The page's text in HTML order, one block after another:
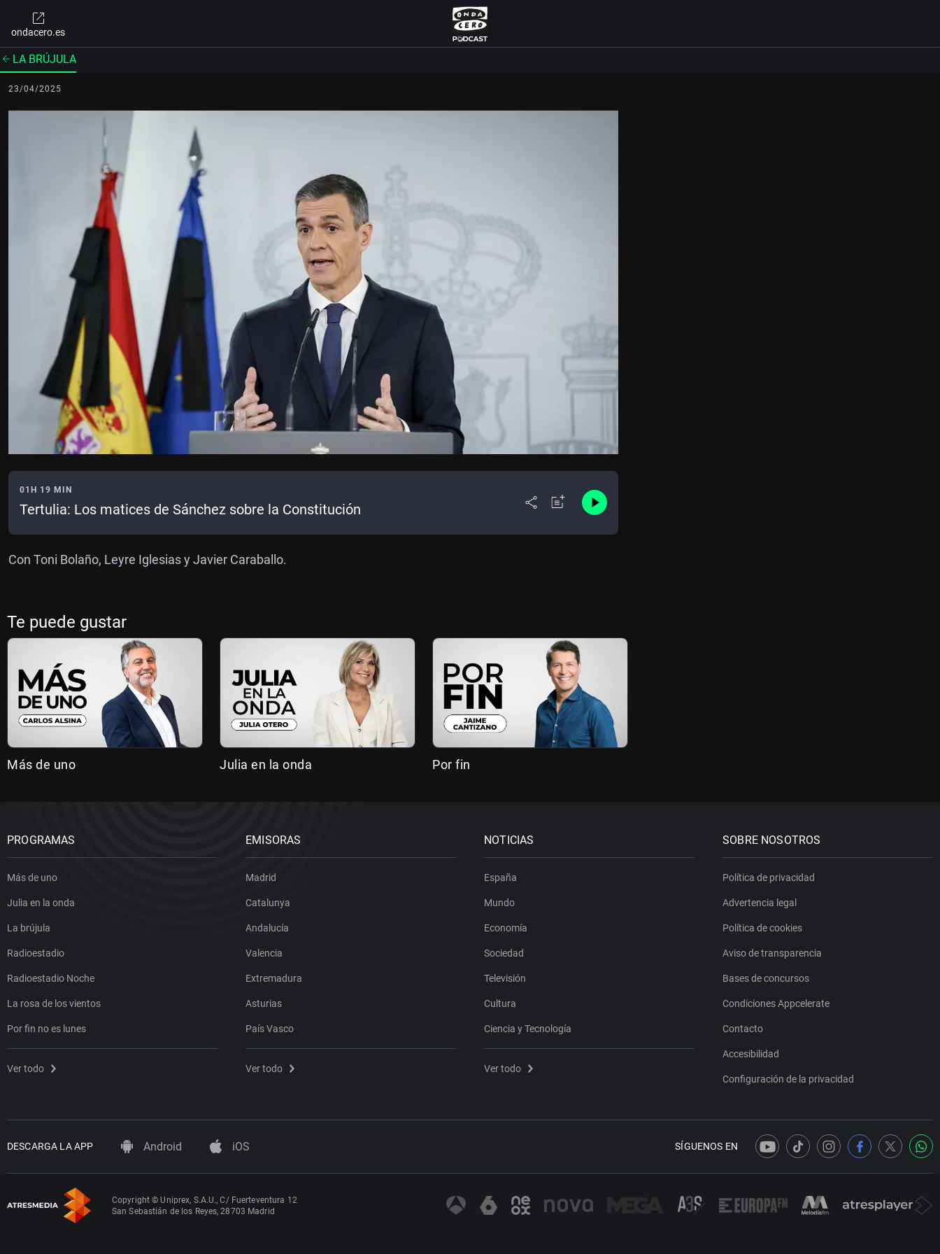
ondacero.es
LA BRÚJULA
23/04/2025
01H 19 MIN
Tertulia: Los matices de Sánchez sobre la Constitución
Con Toni Bolaño, Leyre Iglesias y Javier Caraballo.
Te puede gustar
Más de uno Julia en la onda Por fin
PROGRAMAS
Más de uno
Julia en la onda
La brújula
Radioestadio
Radioestadio Noche
La rosa de los vientos
Por fin no es lunes
Ver todo
EMISORAS
Madrid
Catalunya
Andalucía
Valencia
Extremadura
Asturias
País Vasco
Ver todo
NOTICIAS
España
Mundo
Economía
Sociedad
Televisión
Cultura
Ciencia y Tecnología
Ver todo
SOBRE NOSOTROS
Política de privacidad
Advertencia legal
Política de cookies
Aviso de transparencia
Bases de concursos
Condiciones Appcelerate
Contacto
Accesibilidad
Configuración de la privacidad
DESCARGA LA APP Android iOS SÍGUENOS EN
Copyright © Uniprex, S.A.U., C/ Fuerteventura 12
San Sebastián de los Reyes, 28703 Madrid